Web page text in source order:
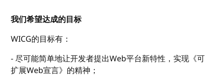
我们希望达成的目标
WICG的目标有：
- 尽可能简单地让开发者提出Web平台新特性，实现《可
扩展Web宣言》的精神；